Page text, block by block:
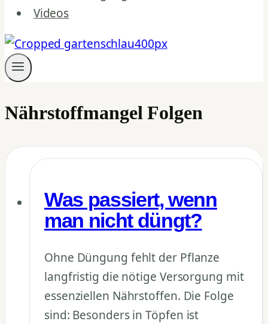
Videos
Nährstoffmangel Folgen
Was passiert, wenn
man nicht düngt?
Ohne Düngung fehlt der Pflanze
langfristig die nötige Versorgung mit
essenziellen Nährstoffen. Die Folge
sind: Besonders in Töpfen ist